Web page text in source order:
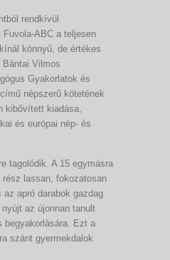
rendkívül
ABC a teljesen
könnyű, de értékes
Bántai Vilmos
Gyakorlatok és
népszerű kötetének
kibővített kiadása,
és európai nép- és
tagolódik. A 15 egymásra
lassan, fokozatosan
az apró darabok gazdag
az újonnan tanult
begyakorlására. Ezt a
szánt gyermekdalok